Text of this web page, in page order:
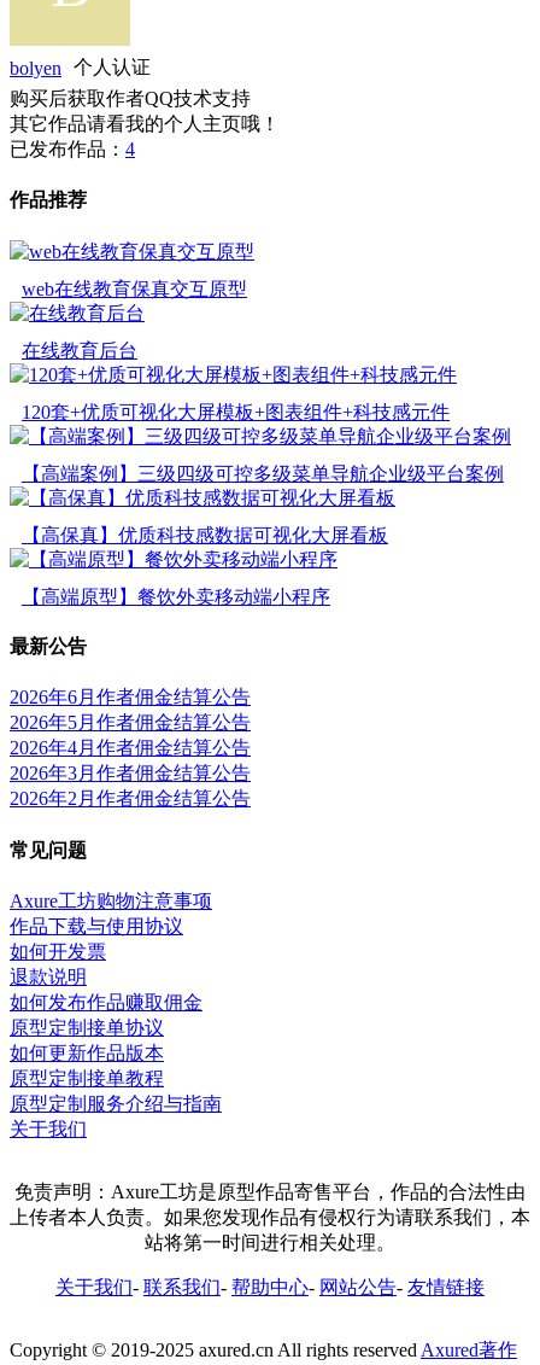
bolyen
个人认证
购买后获取作者QQ技术支持
其它作品请看我的个人主页哦！
已发布作品： 4
作品推荐
web在线教育保真交互原型
在线教育后台
120套+优质可视化大屏模板+图表组件+科技感元件
【高端案例】三级四级可控多级菜单导航企业级平台案例
【高保真】优质科技感数据可视化大屏看板
【高端原型】餐饮外卖移动端小程序
最新公告
2026年6月作者佣金结算公告
2026年5月作者佣金结算公告
2026年4月作者佣金结算公告
2026年3月作者佣金结算公告
2026年2月作者佣金结算公告
常见问题
Axure工坊购物注意事项
作品下载与使用协议
如何开发票
退款说明
如何发布作品赚取佣金
原型定制接单协议
如何更新作品版本
原型定制接单教程
原型定制服务介绍与指南
关于我们
免责声明：Axure工坊是原型作品寄售平台，作品的合法性由
上传者本人负责。如果您发现作品有侵权行为请联系我们，本
站将第一时间进行相关处理。
关于我们- 联系我们- 帮助中心- 网站公告- 友情链接
Copyright © 2019-2025 axured.cn All rights reserved Axured著作